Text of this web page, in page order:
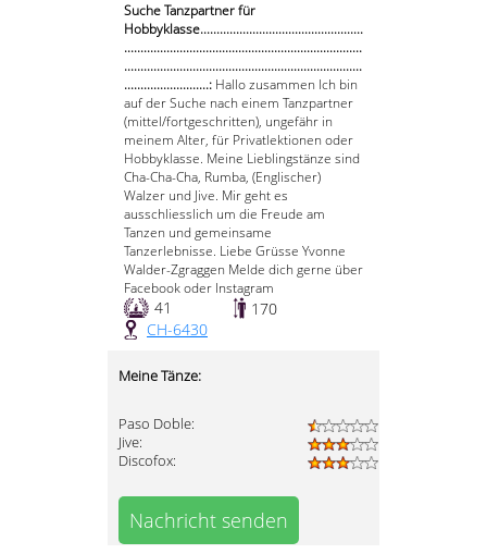
Suche Tanzpartner für
Hobbyklasse..................................................
.........................................................................
.........................................................................
..........................: Hallo zusammen Ich bin
auf der Suche nach einem Tanzpartner
(mittel/fortgeschritten), ungefähr in
meinem Alter, für Privatlektionen oder
Hobbyklasse. Meine Lieblingstänze sind
Cha-Cha-Cha, Rumba, (Englischer)
Walzer und Jive. Mir geht es
ausschliesslich um die Freude am
Tanzen und gemeinsame
Tanzerlebnisse. Liebe Grüsse Yvonne
Walder-Zgraggen Melde dich gerne über
Facebook oder Instagram
41
170
CH-6430
Meine Tänze:
Paso Doble:
Jive:
Discofox:
Nachricht senden